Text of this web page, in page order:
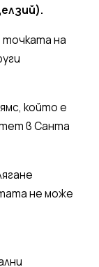
на
който е
в Санта
не може